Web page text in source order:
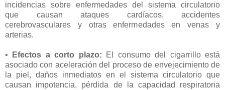
incidencias sobre enfermedades del sistema circulatorio
que causan ataques cardíacos, accidentes
cerebrovasculares y otras enfermedades en venas y
arterias.
• Efectos a corto plazo: El consumo del cigarrillo está
asociado con aceleración del proceso de envejecimiento de
la piel, daños inmediatos en el sistema circulatorio que
causan impotencia, pérdida de la capacidad respiratoria